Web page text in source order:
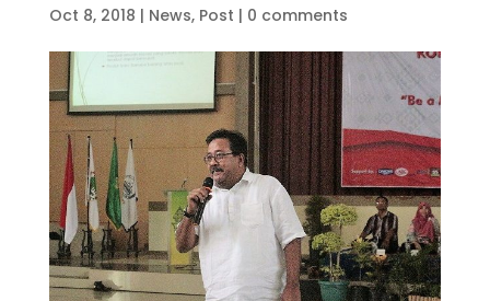
Oct 8, 2018 | News, Post | 0 comments